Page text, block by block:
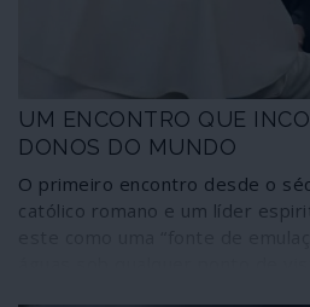
UM ENCONTRO QUE
DONOS DO MUNDO
O primeiro encontro desde o
católico romano e um líder